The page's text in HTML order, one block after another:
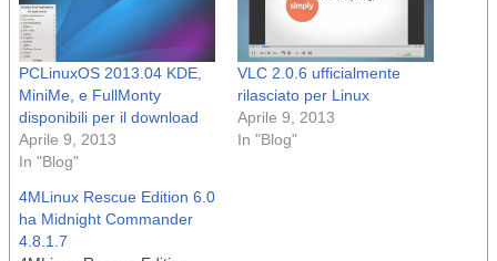
PCLinuxOS 2013.04 KDE,
MiniMe, e FullMonty
disponibili per il download
Aprile 9, 2013
In "Blog"
VLC 2.0.6 ufficialmente
rilasciato per Linux
Aprile 9, 2013
In "Blog"
4MLinux Rescue Edition 6.0
ha Midnight Commander
4.8.1.7